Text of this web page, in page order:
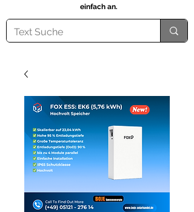
einfach an.